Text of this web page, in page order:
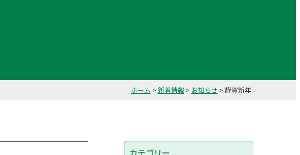
ホーム > 新着情報> お知らせ > 謹賀新年